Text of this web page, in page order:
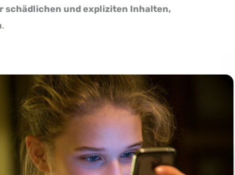
schädlichen und expliziten Inhalten,
.